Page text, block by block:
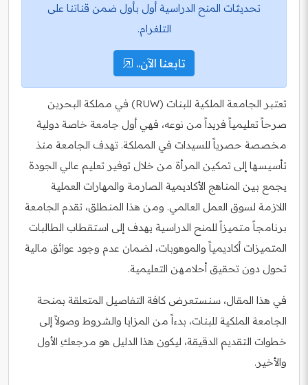
تحديثات المنح الدراسية أول بأول ضمن قناتنا على
التلغرام.
تابعنا الآن..
تعتبر الجامعة الملكية للبنات (RUW) في مملكة البحرين
صرحاً تعليمياً فريداً من نوعه، فهي أول جامعة خاصة دولية
مخصصة حصرياً للسيدات في المملكة. تهدف الجامعة منذ
تأسيسها إلى تمكين المرأة من خلال توفير تعليم عالي الجودة
يجمع بين المناهج الأكاديمية الصارمة والمهارات العملية
اللازمة لسوق العمل العالمي. ومن هذا المنطلق، تقدم الجامعة
برنامجاً متميزاً للمنح الدراسية يهدف إلى استقطاب الطالبات
المتميزات أكاديمياً والموهوبات، لضمان عدم وجود عوائق مالية
تحول دون تحقيق أحلامهن التعليمية.
في هذا المقال، سنستعرض كافة التفاصيل المتعلقة بمنحة
الجامعة الملكية للبنات، بدءاً من المزايا والشروط وصولاً إلى
خطوات التقديم الدقيقة، ليكون هذا الدليل هو مرجعكِ الأول
والأخير.